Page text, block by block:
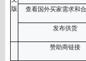
版
查看国外买家需求和
发布供货
赞助商链接